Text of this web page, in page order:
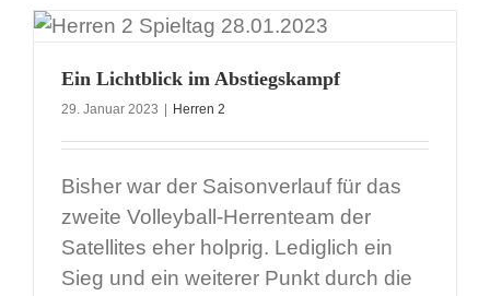
Ein Lichtblick im Abstiegskampf
29. Januar 2023 Herren 2
Bisher war der Saisonverlauf für das
zweite Volleyball-Herrenteam der
Satellites eher holprig. Lediglich ein
Sieg und ein weiterer Punkt durch die